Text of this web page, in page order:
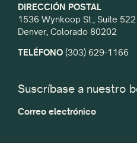
DIRECCIÓN POSTAL
1536 Wynkoop St., Suite 522
Denver, Colorado 80202
TELÉFONO (303) 629-1166
Suscríbase a nuestro
Correo electrónico